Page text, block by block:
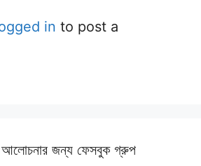
in to post a
আলোচনার জন্য ফেসবুক গ্রুপ